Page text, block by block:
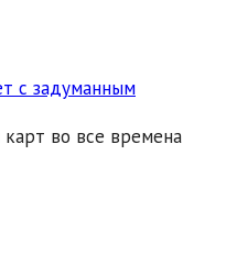
с задуманным
карт во все времена